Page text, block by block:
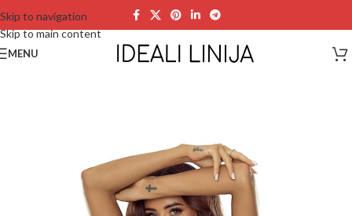
Skip to navigation
Skip to main content
MENU